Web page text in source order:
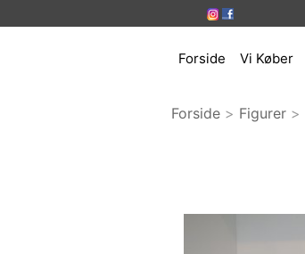
Forside Vi Køber
Forside > Figurer >